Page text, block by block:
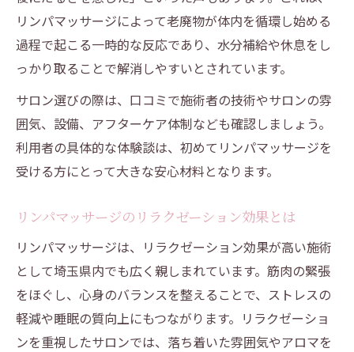
リンパマッサージによって老廃物が体内を循環し始める
過程で起こる一時的な反応であり、水分補給や休息をし
っかり取ることで解消しやすいとされています。
サロン選びの際は、口コミで施術者の技術やサロンの雰
囲気、設備、アフターケア体制なども確認しましょう。
利用者の具体的な体験談は、初めてリンパマッサージを
受ける方にとって大きな安心材料となります。
リンパマッサージのリラクゼーション効果とは
リンパマッサージは、リラクゼーション効果が高い施術
として埼玉県内でも広く親しまれています。筋肉の緊張
をほぐし、心身のバランスを整えることで、ストレスの
軽減や睡眠の質向上にもつながります。リラクゼーショ
ンを重視したサロンでは、落ち着いた雰囲気やアロマを